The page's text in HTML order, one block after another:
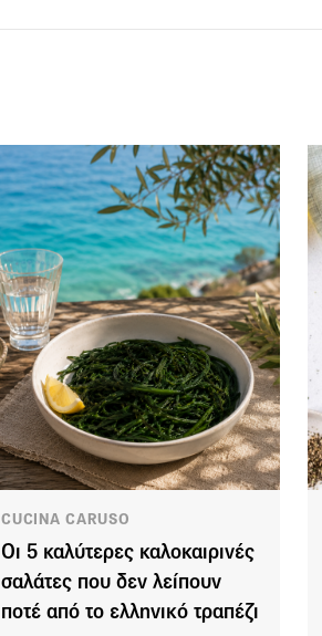
CUCINA CARUSO
Οι 5 καλύτερες καλοκαιρινές
σαλάτες που δεν λείπουν
ποτέ από το ελληνικό τραπέζι